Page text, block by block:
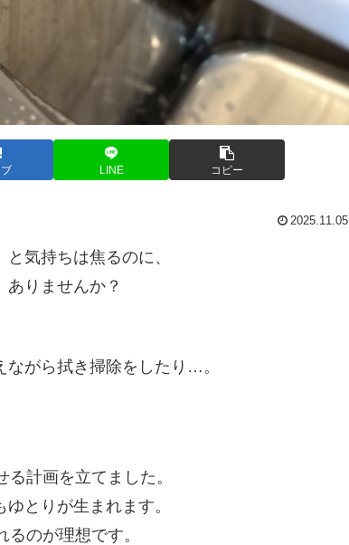
LINE コピー
2025.11.05
気持ちは焦るのに、
りませんか？
がら拭き掃除をしたり…。
計画を立てました。
とりが生まれます。
のが理想です。